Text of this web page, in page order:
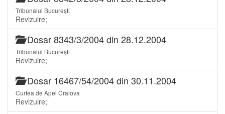
Tribunalul București
Revizuire;
Dosar 8343/3/2004 din 28.12.2004
Tribunalul București
Revizuire;
Dosar 16467/54/2004 din 30.11.2004
Curtea de Apel Craiova
Revizuire;